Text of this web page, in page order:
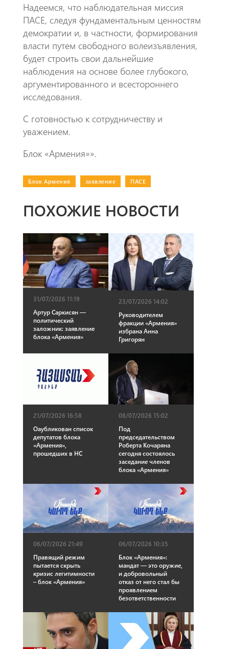
​Надеемся, что наблюдательная миссия
ПАСЕ, следуя фундаментальным ценностям
демократии и, в частности, формирования
власти путем свободного волеизъявления,
будет строить свои дальнейшие
наблюдения на основе более глубокого,
аргументированного и всестороннего
исследования.
​С готовностью к сотрудничеству и
уважением.
Блок «Армения»».
Блок Армения заявление ПАСЕ
ПОХОЖИЕ НОВОСТИ
31/07/2026 11:19
Артур Саркисян —
политический
заложник: заявление
блока «Армения»
23/07/2026 14:02
Руководителем
фракции «Армения»
избрана Анна
Григорян
21/07/2026 16:58
Оаубликован список
депутатов блока
«Армения»,
прошедших в НС
08/07/2026 15:02
Под
председательством
Роберта Кочаряна
сегодня состоялось
заседание членов
блока «Армения»
06/07/2026 21:49
Правящий режим
пытается скрыть
кризис легитимности
– блок «Армения»
06/07/2026 10:35
Блок «Армения»:
мандат — это оружие,
и добровольный
отказ от него стал бы
проявлением
безответственности